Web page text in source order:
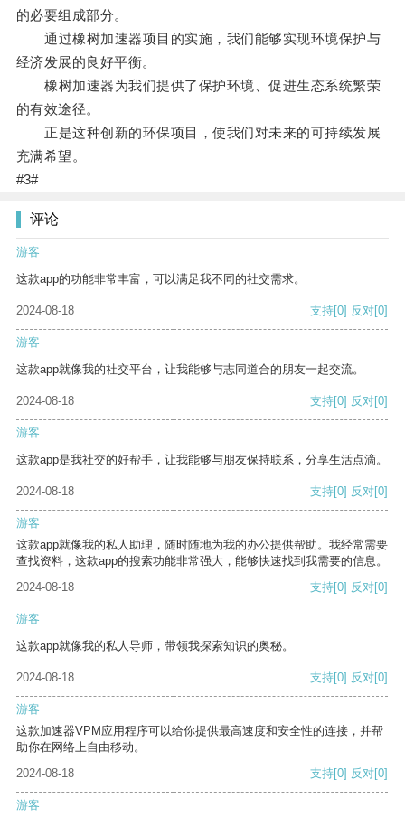
的必要组成部分。
通过橡树加速器项目的实施，我们能够实现环境保护与
经济发展的良好平衡。
橡树加速器为我们提供了保护环境、促进生态系统繁荣
的有效途径。
正是这种创新的环保项目，使我们对未来的可持续发展
充满希望。
#3#
评论
游客
这款app的功能非常丰富，可以满足我不同的社交需求。
2024-08-18 支持[0] 反对[0]
游客
这款app就像我的社交平台，让我能够与志同道合的朋友一起交流。
2024-08-18 支持[0] 反对[0]
游客
这款app是我社交的好帮手，让我能够与朋友保持联系，分享生活点滴。
2024-08-18 支持[0] 反对[0]
游客
这款app就像我的私人助理，随时随地为我的办公提供帮助。我经常需要
查找资料，这款app的搜索功能非常强大，能够快速找到我需要的信息。
2024-08-18
支持[0] 反对[0]
游客
这款app就像我的私人导师，带领我探索知识的奥秘。
2024-08-18 支持[0] 反对[0]
游客
这款加速器VPM应用程序可以给你提供最高速度和安全性的连接，并帮
助你在网络上自由移动。
2024-08-18
支持[0] 反对[0]
游客